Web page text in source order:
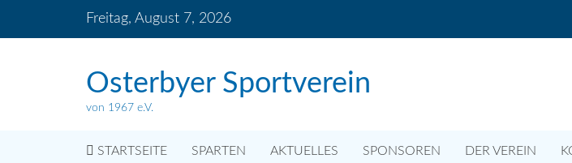
Freitag, August 7, 2026
Osterbyer Sportverein
von 1967 e.V.
STARTSEITE SPARTEN AKTUELLES SPONSOREN DER VEREIN